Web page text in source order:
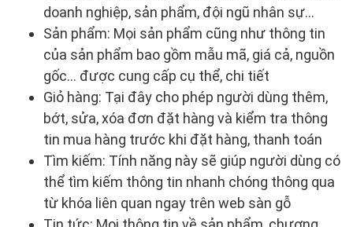
doanh nghiệp, sản phẩm, đội ngũ nhân sự…
Sản phẩm: Mọi sản phẩm cũng như thông tin
của sản phẩm bao gồm mẫu mã, giá cả, nguồn
gốc… được cung cấp cụ thể, chi tiết
Giỏ hàng: Tại đây cho phép người dùng thêm,
bớt, sửa, xóa đơn đặt hàng và kiểm tra thông
tin mua hàng trước khi đặt hàng, thanh toán
Tìm kiếm: Tính năng này sẽ giúp người dùng có
thể tìm kiếm thông tin nhanh chóng thông qua
từ khóa liên quan ngay trên web sàn gỗ